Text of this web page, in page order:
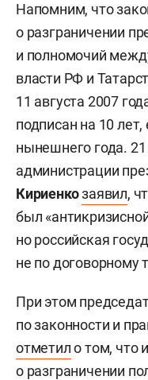
Напомним, что
о разграничении
и полномочий
власти РФ и
11 августа 2007
подписан на 10 лет,
нынешнего года.
администрации
Кириенкозаявил,
был
но российская
не по договорному
При этом
по законности и
отметило том, что
о разграничении